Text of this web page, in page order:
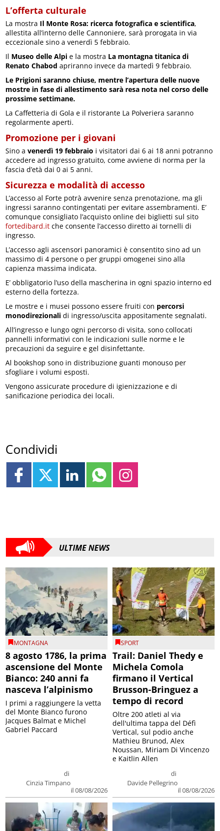
L’offerta culturale
La mostra Il Monte Rosa: ricerca fotografica e scientifica,
allestita all’interno delle Cannoniere, sarà prorogata in via
eccezionale sino a venerdì 5 febbraio.
Il Museo delle Alpi e la mostra La montagna titanica di
Renato Chabod apriranno invece da martedì 9 febbraio.
Le Prigioni saranno chiuse, mentre l’apertura delle nuove
mostre in fase di allestimento sarà resa nota nel corso delle
prossime settimane.
La Caffetteria di Gola e il ristorante La Polveriera saranno
regolarmente aperti.
Promozione per i giovani
Sino avenerdì 19 febbraio i visitatori dai 6 ai 18 anni potranno
accedere ad ingresso gratuito, come avviene di norma per la
fascia d’età dai 0 ai 5 anni.
Sicurezza e modalità di accesso
L’accesso al Forte potrà avvenire senza prenotazione, ma gli
ingressi saranno contingentati per evitare assembramenti. E’
comunque consigliato l’acquisto online dei biglietti sul sito
fortedibard.it che consente l’accesso diretto ai tornelli di
ingresso.
L’accesso agli ascensori panoramici è consentito sino ad un
massimo di 4 persone o per gruppi omogenei sino alla
capienza massima indicata.
E’ obbligatorio l’uso della mascherina in ogni spazio interno ed
esterno della fortezza.
Le mostre e i musei possono essere fruiti con percorsi
monodirezionali di ingresso/uscita appositamente segnalati.
All’ingresso e lungo ogni percorso di visita, sono collocati
pannelli informativi con le indicazioni sulle norme e le
precauzioni da seguire e gel disinfettante.
Al bookshop sono in distribuzione guanti monouso per
sfogliare i volumi esposti.
Vengono assicurate procedure di igienizzazione e di
sanificazione periodica dei locali.
Condividi
ULTIME NEWS
MONTAGNA
8 agosto 1786, la prima
ascensione del Monte
Bianco: 240 anni fa
nasceva l’alpinismo
di
Cinzia Timpano
il 08/08/2026
I primi a raggiungere la vetta
del Monte Bianco furono
Jacques Balmat e Michel
Gabriel Paccard
SPORT
Trail: Daniel Thedy e
Michela Comola
firmano il Vertical
Brusson-Bringuez a
tempo di record
di
Davide Pellegrino
il 08/08/2026
Oltre 200 atleti al via
dell'ultima tappa del Défì
Vertical, sul podio anche
Mathieu Brunod, Alex
Noussan, Miriam Di Vincenzo
e Kaitlin Allen